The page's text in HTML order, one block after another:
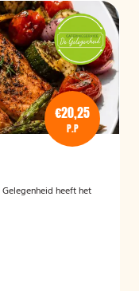
€20,25
P.P
heeft het